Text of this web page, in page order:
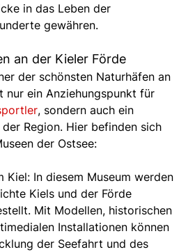
in das Leben der
gewähren.
an der Kieler Förde
der schönsten Naturhäfen an
nur ein Anziehungspunkt für
, sondern auch ein
Region. Hier befinden sich
der Ostsee:
Kiel: In diesem Museum werden
Kiels und der Förde
Mit Modellen, historischen
Installationen können
der Seefahrt und des